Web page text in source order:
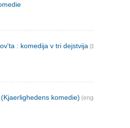
: komedija v tri dejstvija (bulgarsk)
komedie) (engelsk)